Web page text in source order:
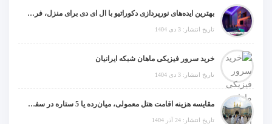
بهترین ایده‌های نورپردازی دکوراتیو با ال ای دی برای منزل، فروشگاه و دفتر کار
تاریخ انتشار: 3 دی 1404
خرید سرور فیزیکی ماهان شبکه ایرانیان
تاریخ انتشار: 3 دی 1404
مقایسه هزینه اقامت هتل معمولی، میان‌رده یا 5 ستاره در سفر زیارتی عراق
تاریخ انتشار: 24 آذر 1404